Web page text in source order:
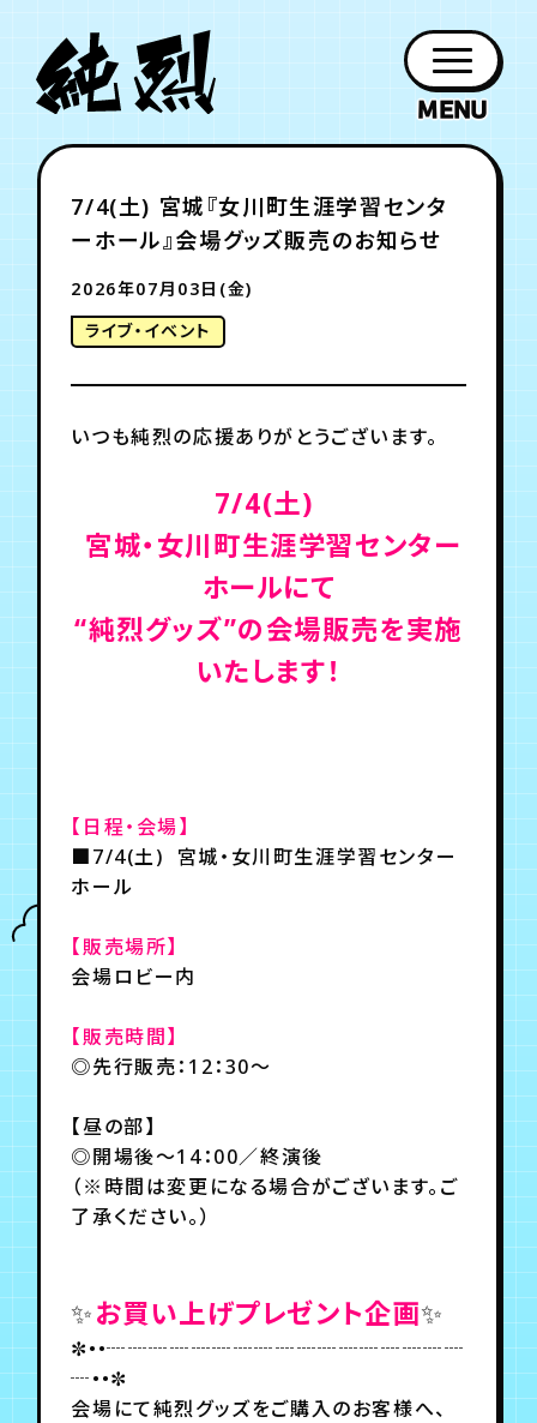
お知らせ 日程
SCHEDULE
チケット
TICKET
紹介 作品
DISCOGRAPHY
日記
BLOG
グッズ ホーム
HOME
ファン
クラブ
年会員制ファンクラブ
会員登録 ログイン
月会員制ファンクラブ
会員登録 ログイン
会員登録 ログイン
チケット お知らせ
月会員制ファンクラブ
7/4(土) 宮城『女川町生涯学習センタ
ーホール』会場グッズ販売のお知らせ
2026年07月03日(金)
ライブ・イベント
いつも純烈の応援ありがとうございます。
7/4(土)
宮城・女川町生涯学習センター
ホールにて
“純烈グッズ”の会場販売を実施
いたします！
【日程・会場】
■7/4(土) 宮城・女川町生涯学習センター
ホール
【販売場所】
会場ロビー内
【販売時間】
◎先行販売：12：30～
【昼の部】
◎開場後～14：00／終演後
（※時間は変更になる場合がございます。ご
了承ください。）
✨お買い上げプレゼント企画✨
✼••┈┈┈┈┈┈┈┈┈┈┈┈┈┈┈┈┈
┈••✼
会場にて純烈グッズをご購入のお客様へ、